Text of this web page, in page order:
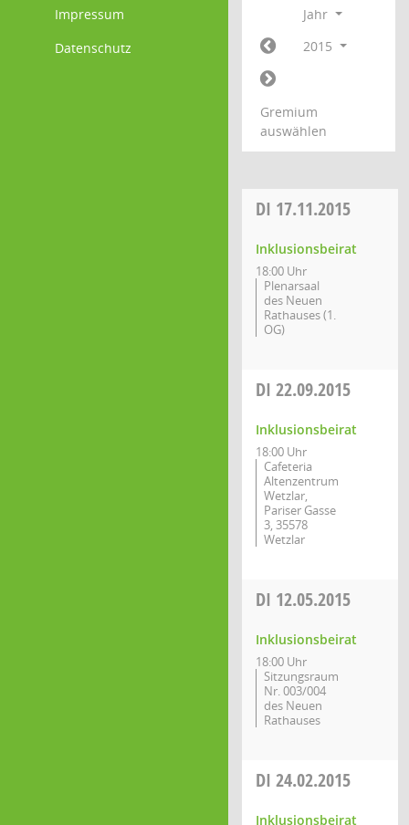
Impressum
Datenschutz
Jahr
2015
Gremium
auswählen
DI 17.11.2015
Inklusionsbeirat
18:00 Uhr
Plenarsaal
des Neuen
Rathauses (1.
OG)
DI 22.09.2015
Inklusionsbeirat
18:00 Uhr
Cafeteria
Altenzentrum
Wetzlar,
Pariser Gasse
3, 35578
Wetzlar
DI 12.05.2015
Inklusionsbeirat
18:00 Uhr
Sitzungsraum
Nr. 003/004
des Neuen
Rathauses
DI 24.02.2015
Inklusionsbeirat